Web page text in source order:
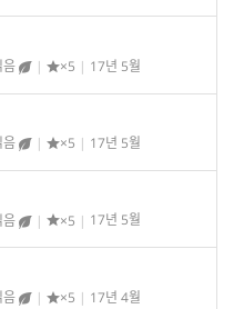
음 | ×5 | 17년 5월
음 | ×5 | 17년 5월
음 | ×5 | 17년 5월
음 | ×5 | 17년 4월